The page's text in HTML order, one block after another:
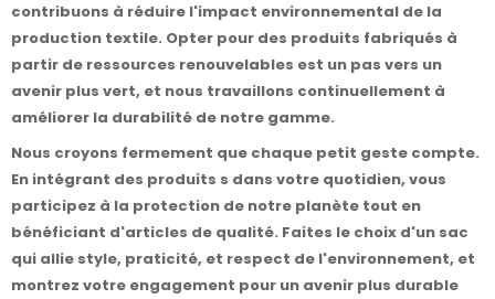
contribuons à réduire l'impact environnemental de la
production textile. Opter pour des produits fabriqués à
partir de ressources renouvelables est un pas vers un
avenir plus vert, et nous travaillons continuellement à
améliorer la durabilité de notre gamme.
Nous croyons fermement que chaque petit geste compte.
En intégrant des produits s dans votre quotidien, vous
participez à la protection de notre planète tout en
bénéficiant d'articles de qualité. Faites le choix d'un sac
qui allie style, praticité, et respect de l'environnement, et
montrez votre engagement pour un avenir plus durable